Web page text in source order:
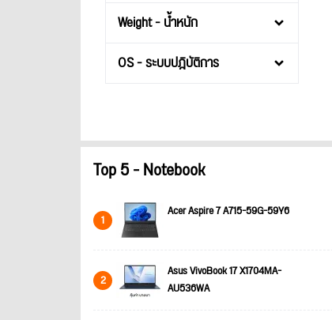
Weight - น้ำหนัก
OS - ระบบปฎิบัติการ
Top 5 - Notebook
1 Acer Aspire 7 A715-59G-59Y6
2
Asus VivoBook 17 X1704MA-
AU536WA